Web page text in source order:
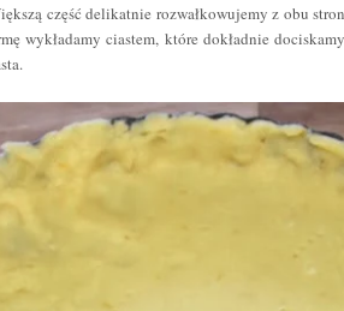
część delikatnie rozwałkowujemy z obu
wykładamy ciastem, które dokładnie